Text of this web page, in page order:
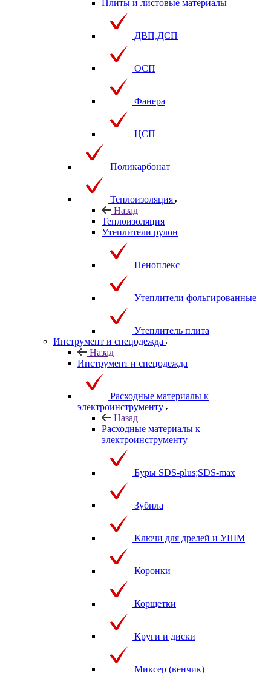
Плиты и листовые материалы
ДВП,ДСП
ОСП
Фанера
ЦСП
Поликарбонат
Теплоизоляция
Назад
Теплоизоляция
Утеплители рулон
Пеноплекс
Утеплители фольгированные
Утеплитель плита
Инструмент и спецодежда
Назад
Инструмент и спецодежда
Расходные материалы к
электроинструменту
Назад
Расходные материалы к
электроинструменту
Буры SDS-plus;SDS-max
Зубила
Ключи для дрелей и УШМ
Коронки
Корщетки
Круги и диски
Миксер (венчик)